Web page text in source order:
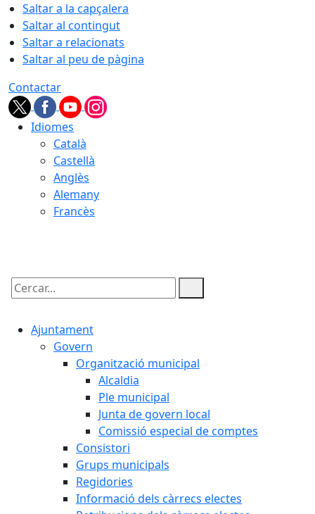
Saltar a la capçalera
Saltar al contingut
Saltar a relacionats
Saltar al peu de pàgina
Contactar
Idiomes
Català
Castellà
Anglès
Alemany
Francès
Cercar:
Ajuntament
Govern
Organització municipal
Alcaldia
Ple municipal
Junta de govern local
Comissió especial de comptes
Consistori
Grups municipals
Regidories
Informació dels càrrecs electes